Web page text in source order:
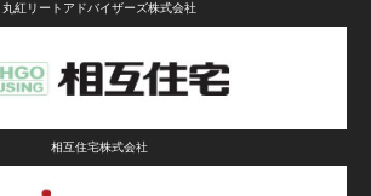
丸紅リートアドバイザーズ株式会社
相互住宅株式会社